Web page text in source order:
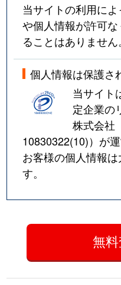
当サイトの利用に
や個人情報が許可
ることはありません。
個人情報は保護さ
当サイト
定企業の
株式会社
10830322(10)）が
お客様の個人情報
す。